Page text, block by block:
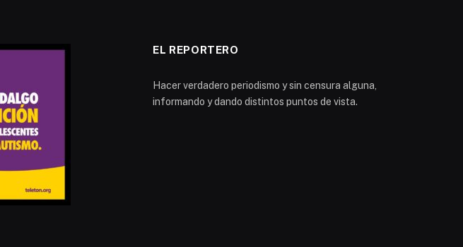
EL REPORTERO
Hacer verdadero periodismo y sin censura alguna,
informando y dando distintos puntos de vista.